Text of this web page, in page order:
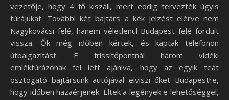
vezetője, hogy 4 fő kiszáll, mert eddig tervezték úgyis
túrájukat. További két bajtárs a kék jelzést elérve nem
Nagykovácsi felé, hanem véletlenül Budapest felé fordult
vissza. Ők még időben kértek, és kaptak telefonon
útbaigazítást. E frissítőpontnál három vidéki
emléktúrázónak fel lett ajánlva, hogy az egyik teát
osztogató bajtársunk autójával elviszi őket Budapestre,
hogy időben hazaérjenek. Éltek a legények e lehetőséggel,